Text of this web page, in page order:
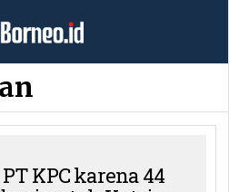
KPC karena 44